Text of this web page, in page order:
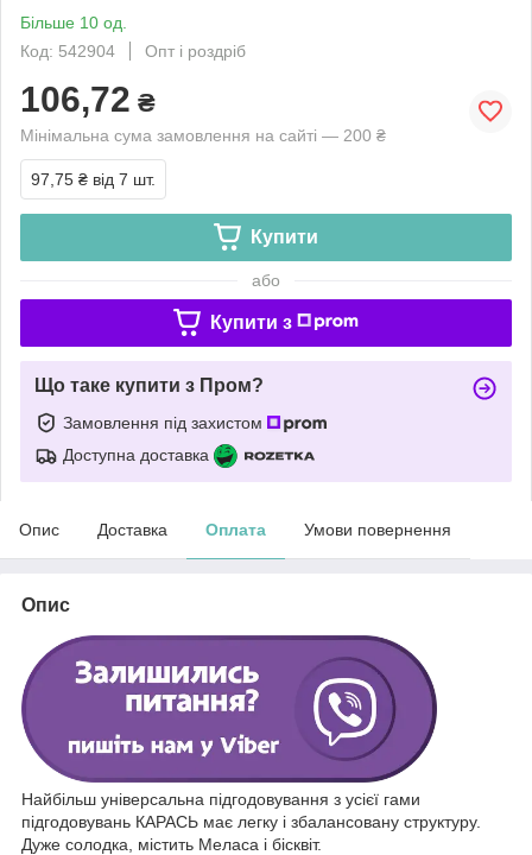
Більше 10 од.
Код: 542904
Опт і роздріб
106,72 ₴
Мінімальна сума замовлення на сайті — 200 ₴
97,75 ₴ від 7 шт.
Купити
або
Купити з
Що таке купити з Пром?
Замовлення під захистом
Доступна доставка
Опис Доставка Оплата Умови повернення
Опис
Найбільш універсальна підгодовування з усієї гами
підгодовувань КАРАСЬ має легку і збалансовану структуру.
Дуже солодка, містить Меласа і бісквіт.